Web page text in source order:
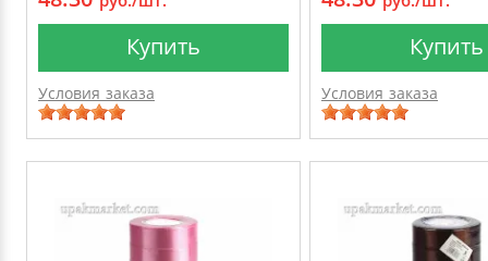
Купить
Условия заказа
Купить
Условия заказа